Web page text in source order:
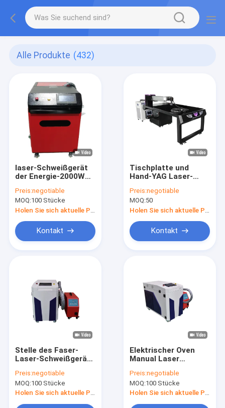
Alle Produkte (432)
laser-Schweißgerät
der Energie-2000W
Metallurgie
Preis:negotiable
MOQ:100 Stücke
Kontakt
Tischplatte und
Hand-YAG Laser-
Energie 300W/500W
Preis:negotiable
MOQ:50
Kontakt
Stelle des Faser-
Laser-Schweißgerät-
Fertigungsindustrie
Preis:negotiable
MOQ:100 Stücke
Elektrischer Oven
Manual Laser
Faser-Laser-
Schweißer 1500w
Preis:negotiable
MOQ:100 Stücke